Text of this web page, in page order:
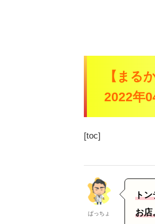
【まる
2022年
[toc]
ぱっちょ
トン
お店